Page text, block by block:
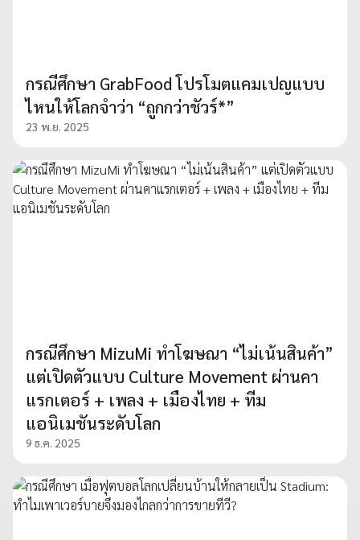
กรณีศึกษา GrabFood โปรโมตแคมเปญแบบ
ไหนให้โลกจำว่า “ถูกกว่าชัวร์*”
23 พ.ย. 2025
กรณีศึกษา MizuMi ทำโฆษณา “ไม่เน้นสินค้า”
แต่เปิดตัวแบบ Culture Movement ผ่านคา
แรกเตอร์ + เพลง + เมืองไทย + ทีม
แอนิเมชันระดับโลก
9 ธ.ค. 2025